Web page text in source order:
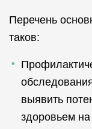
Перечень
таков:
выявить
здоровьем на